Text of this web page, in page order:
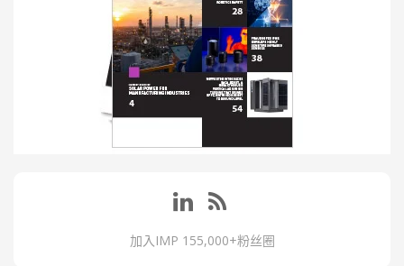
加入IMP 155,000+粉丝圈